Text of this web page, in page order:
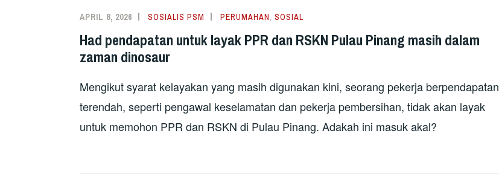
APRIL 8, 2026 SOSIALIS PSM PERUMAHAN, SOSIAL
Had pendapatan untuk layak PPR dan RSKN Pulau Pinang masih dalam
zaman dinosaur
Mengikut syarat kelayakan yang masih digunakan kini, seorang pekerja berpendapatan
terendah, seperti pengawal keselamatan dan pekerja pembersihan, tidak akan layak
untuk memohon PPR dan RSKN di Pulau Pinang. Adakah ini masuk akal?